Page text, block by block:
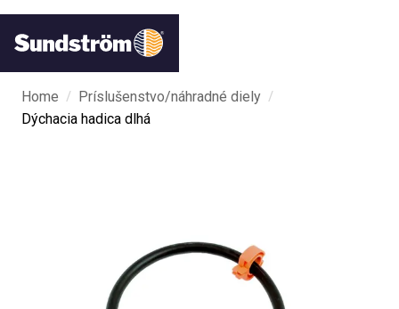
Home / Príslušenstvo/náhradné diely /
Dýchacia hadica dlhá